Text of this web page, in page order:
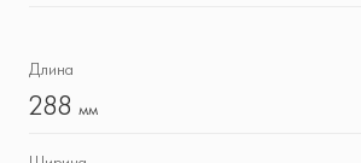
Длина
288 мм